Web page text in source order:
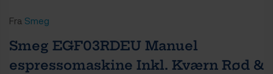
Fra Smeg
Smeg EGF03RDEU Manuel
espressomaskine Inkl. Kværn Rød &